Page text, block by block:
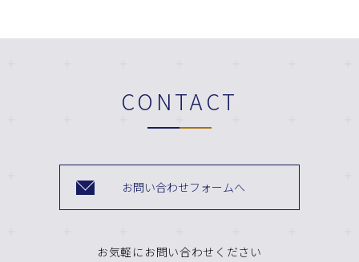
CONTACT
お問い合わせフォームへ
お気軽にお問い合わせください